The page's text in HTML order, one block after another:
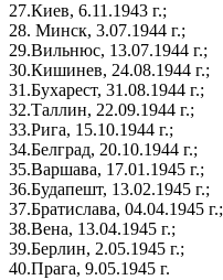
27.Киев, 6.11.1943 г.;
28. Минск, 3.07.1944 г.;
29.Вильнюс, 13.07.1944 г.;
30.Кишинев, 24.08.1944 г.;
31.Бухарест, 31.08.1944 г.;
32.Таллин, 22.09.1944 г.;
33.Рига, 15.10.1944 г.;
34.Белград, 20.10.1944 г.;
35.Варшава, 17.01.1945 г.;
36.Будапешт, 13.02.1945 г.;
37.Братислава, 04.04.1945 г.;
38.Вена, 13.04.1945 г.;
39.Берлин, 2.05.1945 г.;
40.Прага, 9.05.1945 г.